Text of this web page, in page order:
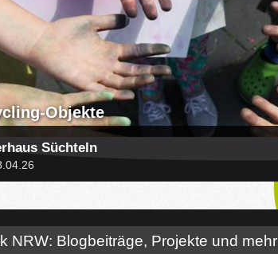
Objekte
Süchteln
NRW: Blogbeiträge, Projekte und mehr